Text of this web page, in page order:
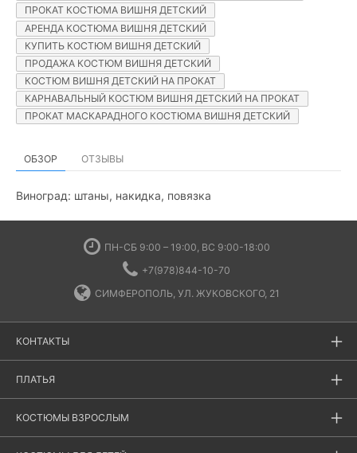
ПРОКАТ КОСТЮМА ВИШНЯ ДЕТСКИЙ
АРЕНДА КОСТЮМА ВИШНЯ ДЕТСКИЙ
КУПИТЬ КОСТЮМ ВИШНЯ ДЕТСКИЙ
ПРОДАЖА КОСТЮМ ВИШНЯ ДЕТСКИЙ
КОСТЮМ ВИШНЯ ДЕТСКИЙ НА ПРОКАТ
КАРНАВАЛЬНЫЙ КОСТЮМ ВИШНЯ ДЕТСКИЙ НА ПРОКАТ
ПРОКАТ МАСКАРАДНОГО КОСТЮМА ВИШНЯ ДЕТСКИЙ
ОБЗОР ОТЗЫВЫ
Виноград: штаны, накидка, повязка
ПН-СБ 9:00 – 19:00, ВС 9:00-18:00
+7(978)844-10-70
СИМФЕРОПОЛЬ, УЛ. ЖУКОВСКОГО, 21
КОНТАКТЫ
ПЛАТЬЯ
КОСТЮМЫ ВЗРОСЛЫМ